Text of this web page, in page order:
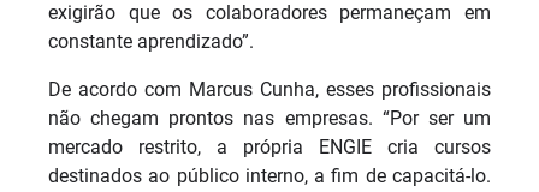
exigirão que os colaboradores permaneçam em
constante aprendizado”.
De acordo com Marcus Cunha, esses profissionais
não chegam prontos nas empresas. “Por ser um
mercado restrito, a própria ENGIE cria cursos
destinados ao público interno, a fim de capacitá-lo.